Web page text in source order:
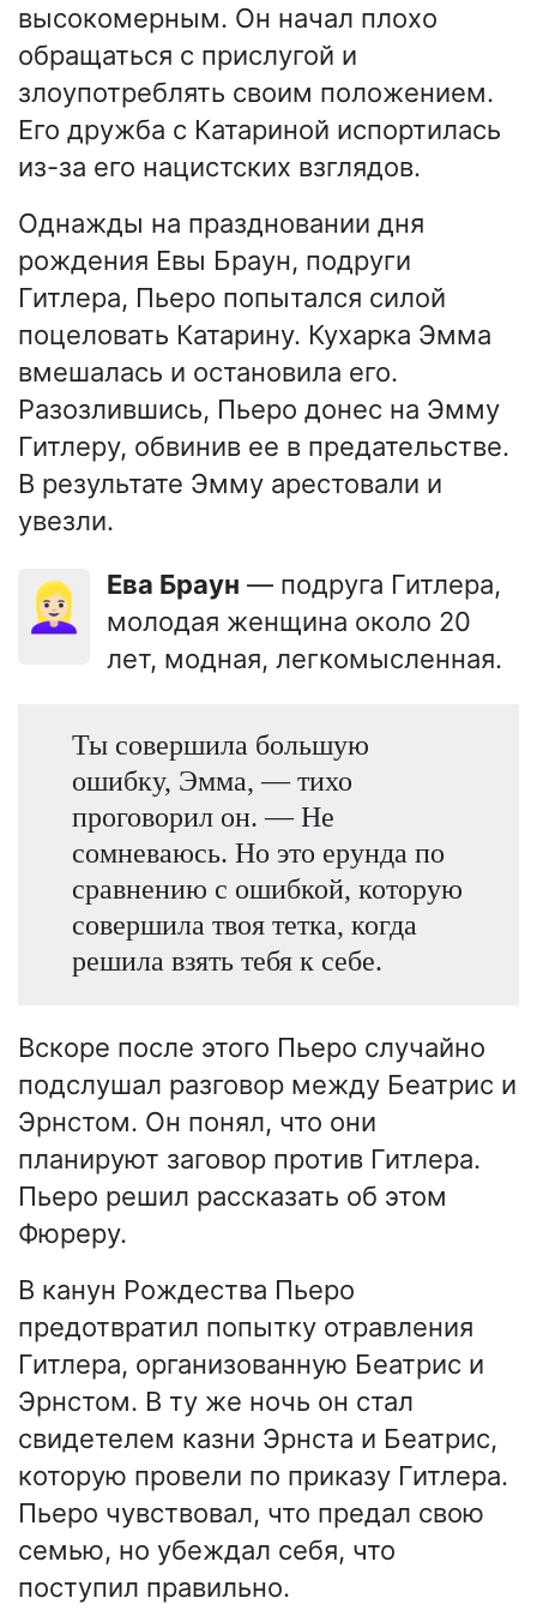
высокомерным. Он начал плохо
обращаться с прислугой и
злоупотреблять своим положением.
Его дружба с Катариной испортилась
из-за его нацистских взглядов.
Однажды на праздновании дня
рождения Евы Браун, подруги
Гитлера, Пьеро попытался силой
поцеловать Катарину. Кухарка Эмма
вмешалась и остановила его.
Разозлившись, Пьеро донес на Эмму
Гитлеру, обвинив ее в предательстве.
В результате Эмму арестовали и
увезли.
👱🏻‍♀️ Ева Браун — подруга Гитлера,
молодая женщина около 20
лет, модная, легкомысленная.
Ты совершила большую
ошибку, Эмма, — тихо
проговорил он. — Не
сомневаюсь. Но это ерунда по
сравнению с ошибкой, которую
совершила твоя тетка, когда
решила взять тебя к себе.
Вскоре после этого Пьеро случайно
подслушал разговор между Беатрис и
Эрнстом. Он понял, что они
планируют заговор против Гитлера.
Пьеро решил рассказать об этом
Фюреру.
В канун Рождества Пьеро
предотвратил попытку отравления
Гитлера, организованную Беатрис и
Эрнстом. В ту же ночь он стал
свидетелем казни Эрнста и Беатрис,
которую провели по приказу Гитлера.
Пьеро чувствовал, что предал свою
семью, но убеждал себя, что
поступил правильно.